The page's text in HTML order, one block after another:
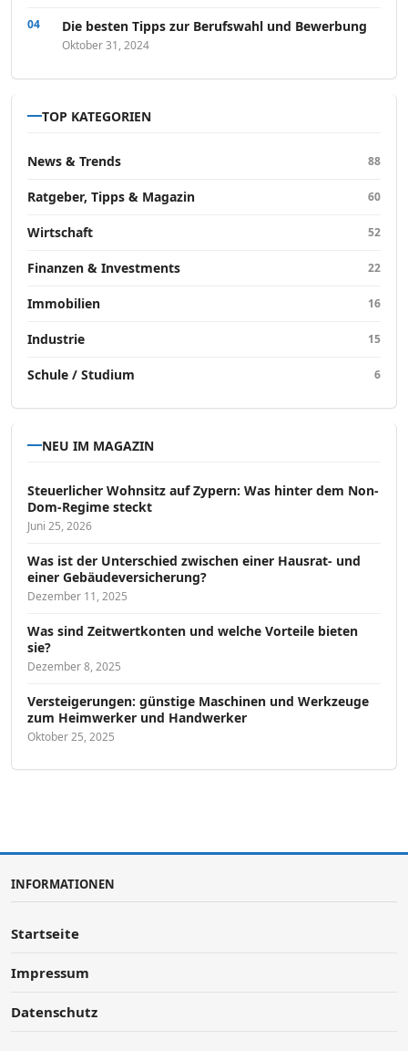
Die besten Tipps zur Berufswahl und Bewerbung
Oktober 31, 2024
TOP KATEGORIEN
News & Trends 88
Ratgeber, Tipps & Magazin 60
Wirtschaft 52
Finanzen & Investments 22
Immobilien 16
Industrie 15
Schule / Studium 6
NEU IM MAGAZIN
Steuerlicher Wohnsitz auf Zypern: Was hinter dem Non-
Dom-Regime steckt
Juni 25, 2026
Was ist der Unterschied zwischen einer Hausrat- und
einer Gebäudeversicherung?
Dezember 11, 2025
Was sind Zeitwertkonten und welche Vorteile bieten
sie?
Dezember 8, 2025
Versteigerungen: günstige Maschinen und Werkzeuge
zum Heimwerker und Handwerker
Oktober 25, 2025
INFORMATIONEN
Startseite
Impressum
Datenschutz